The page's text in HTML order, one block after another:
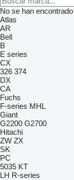
No se han
Atlas
AR
Bell
B
E series
CX
326 374
DX
CA
Fuchs
F-series MHL
Giant
G2200 G2700
Hitachi
ZW ZX
SK
PC
5035 KT
LH R-series